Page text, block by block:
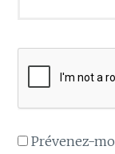
Prévenez-